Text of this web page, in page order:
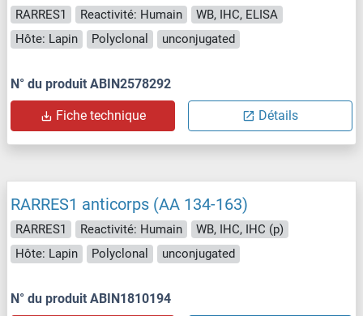
RARRES1 Reactivité: Humain
WB, IHC, ELISA
Hôte: Lapin
Polyclonal unconjugated
N° du produit ABIN2578292
Fiche technique Détails
RARRES1 anticorps (AA 134-163)
RARRES1 Reactivité: Humain
WB, IHC, IHC (p)
Hôte: Lapin
Polyclonal unconjugated
N° du produit ABIN1810194